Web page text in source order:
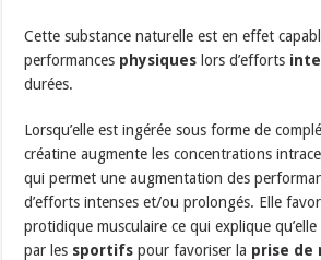
Cette substance naturelle est en effet
performances physiques lors d’efforts
durées.
Lorsqu’elle est ingérée sous forme de
créatine augmente les concentrations
qui permet une augmentation des
d’efforts intenses et/ou prolongés. Elle
protidique musculaire ce qui explique
par les sportifs pour favoriser la prise de